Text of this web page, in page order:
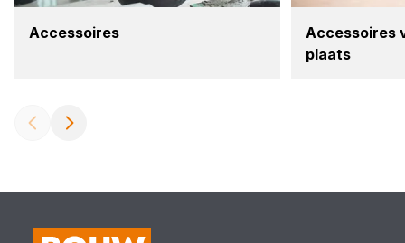
Acces­soi­res
Acces­soi­res
plaats